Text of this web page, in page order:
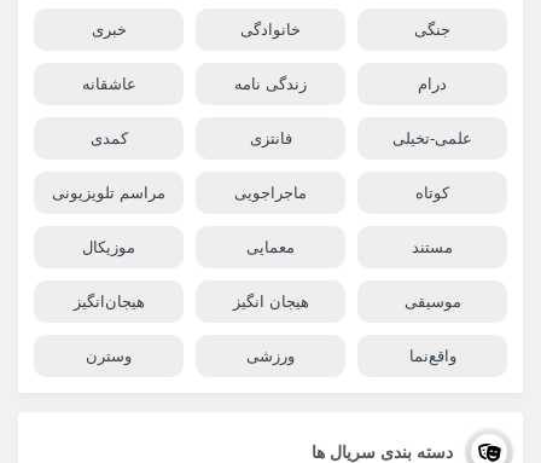
جنگی خانوادگی خبری
درام زندگی نامه عاشقانه
علمی-تخیلی فانتزی کمدی
کوتاه ماجراجویی مراسم تلویزیونی
مستند معمایی موزیکال
موسیقی هیجان انگیز هیجان‌انگیز
واقع‌نما ورزشی وسترن
دسته بندی سریال ها